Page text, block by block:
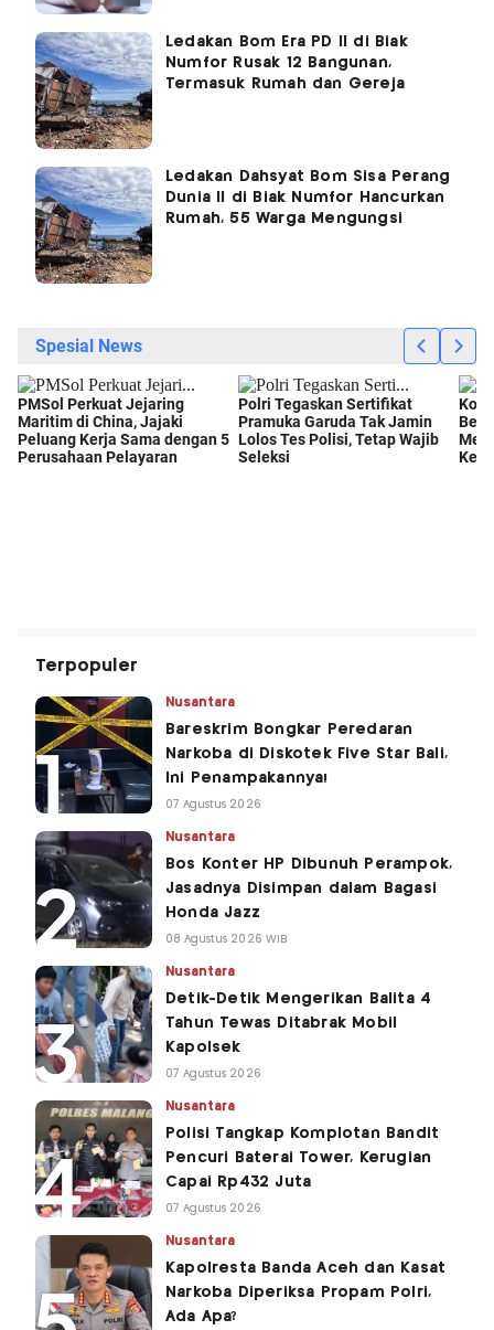
Ledakan Bom Era PD II di Biak
Numfor Rusak 12 Bangunan,
Termasuk Rumah dan Gereja
Ledakan Dahsyat Bom Sisa Perang
Dunia II di Biak Numfor Hancurkan
Rumah, 55 Warga Mengungsi
Terpopuler
Nusantara
Bareskrim Bongkar Peredaran
Narkoba di Diskotek Five Star Bali,
Ini Penampakannya!
07 Agustus 2026
Nusantara
Bos Konter HP Dibunuh Perampok,
Jasadnya Disimpan dalam Bagasi
Honda Jazz
08 Agustus 2026 WIB
Nusantara
Detik-Detik Mengerikan Balita 4
Tahun Tewas Ditabrak Mobil
Kapolsek
07 Agustus 2026
Nusantara
Polisi Tangkap Komplotan Bandit
Pencuri Baterai Tower, Kerugian
Capai Rp432 Juta
07 Agustus 2026
Nusantara
Kapolresta Banda Aceh dan Kasat
Narkoba Diperiksa Propam Polri,
Ada Apa?